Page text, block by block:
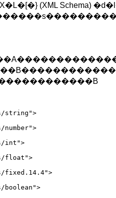
(XML Schema)
string">
number">
int">
float">
fixed.14.4">
boolean">